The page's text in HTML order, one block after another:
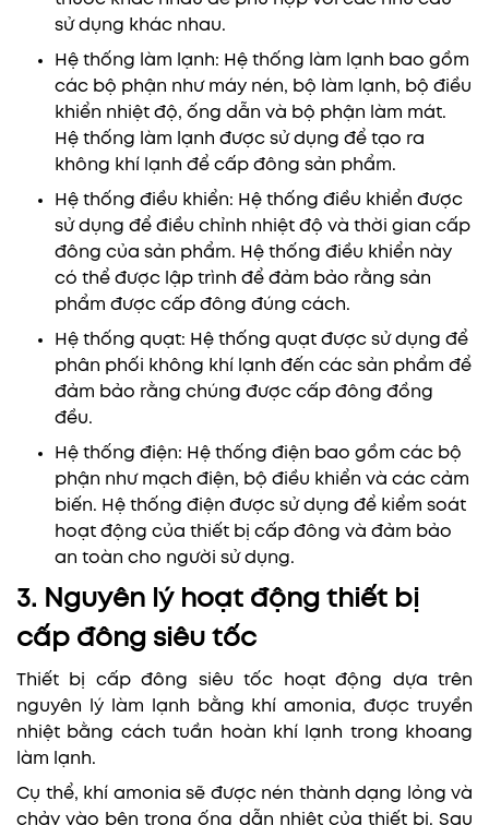
sử dụng khác nhau.
Hệ thống làm lạnh: Hệ thống làm lạnh bao gồm
các bộ phận như máy nén, bộ làm lạnh, bộ điều
khiển nhiệt độ, ống dẫn và bộ phận làm mát.
Hệ thống làm lạnh được sử dụng để tạo ra
không khí lạnh để cấp đông sản phẩm.
Hệ thống điều khiển: Hệ thống điều khiển được
sử dụng để điều chỉnh nhiệt độ và thời gian cấp
đông của sản phẩm. Hệ thống điều khiển này
có thể được lập trình để đảm bảo rằng sản
phẩm được cấp đông đúng cách.
Hệ thống quạt: Hệ thống quạt được sử dụng để
phân phối không khí lạnh đến các sản phẩm để
đảm bảo rằng chúng được cấp đông đồng
đều.
Hệ thống điện: Hệ thống điện bao gồm các bộ
phận như mạch điện, bộ điều khiển và các cảm
biến. Hệ thống điện được sử dụng để kiểm soát
hoạt động của thiết bị cấp đông và đảm bảo
an toàn cho người sử dụng.
3. Nguyên lý hoạt động thiết bị
cấp đông siêu tốc
Thiết bị cấp đông siêu tốc hoạt động dựa trên
nguyên lý làm lạnh bằng khí amonia, được truyền
nhiệt bằng cách tuần hoàn khí lạnh trong khoang
làm lạnh.
Cụ thể, khí amonia sẽ được nén thành dạng lỏng và
chảy vào bên trong ống dẫn nhiệt của thiết bị. Sau